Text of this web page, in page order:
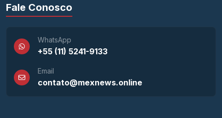
Fale Conosco
WhatsApp
+55 (11) 5241-9133
Email
contato@mexnews.online